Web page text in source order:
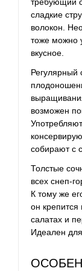
сладкие
волокон.
тоже можно
вкусное.
Регулярный
возможен
собирают с
Толстые
всех снеп-
К тому же
он
салатах и
Идеален